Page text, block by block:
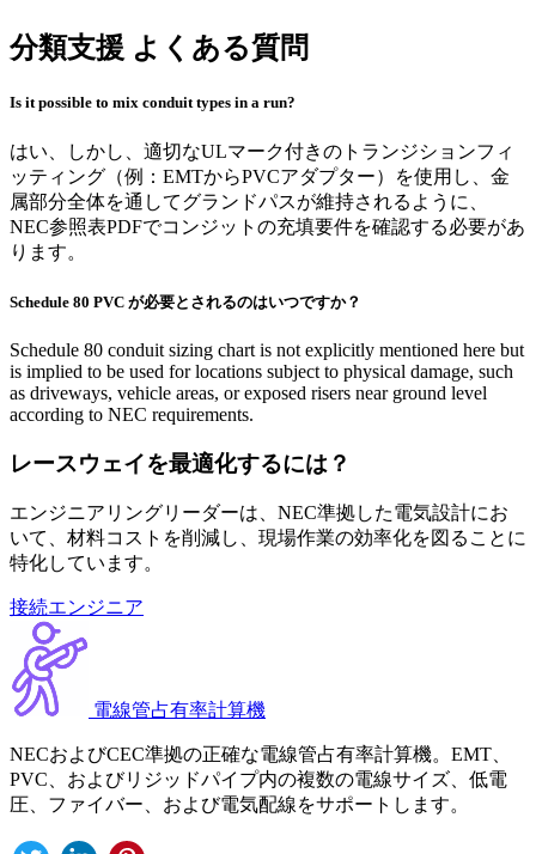
分類支援 よくある質問
Is it possible to mix conduit types in a run?
はい、しかし、適切なULマーク付きのトランジションフィ
ッティング（例：EMTからPVCアダプター）を使用し、金
属部分全体を通してグランドパスが維持されるように、
NEC参照表PDFでコンジットの充填要件を確認する必要があ
ります。
Schedule 80 PVC が必要とされるのはいつですか？
Schedule 80 conduit sizing chart is not explicitly mentioned here but
is implied to be used for locations subject to physical damage, such
as driveways, vehicle areas, or exposed risers near ground level
according to NEC requirements.
レースウェイを最適化するには？
エンジニアリングリーダーは、NEC準拠した電気設計にお
いて、材料コストを削減し、現場作業の効率化を図ることに
特化しています。
接続エンジニア
電線管占有率計算機
NECおよびCEC準拠の正確な電線管占有率計算機。EMT、
PVC、およびリジッドパイプ内の複数の電線サイズ、低電
圧、ファイバー、および電気配線をサポートします。